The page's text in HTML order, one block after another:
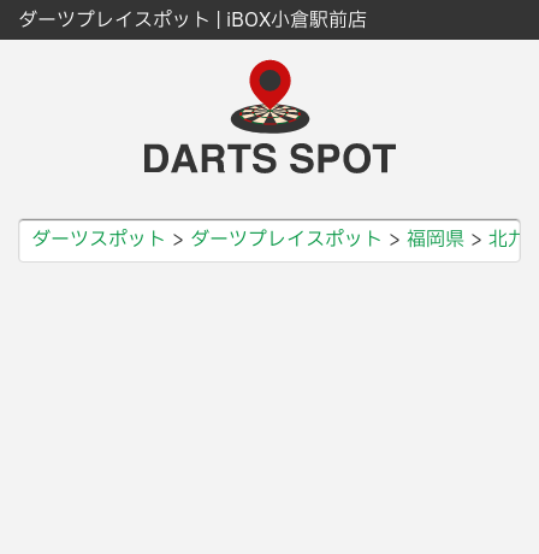
ダーツプレイスポット | iBOX小倉駅前店
ダーツスポット ダーツプレイスポット 福岡県 北九